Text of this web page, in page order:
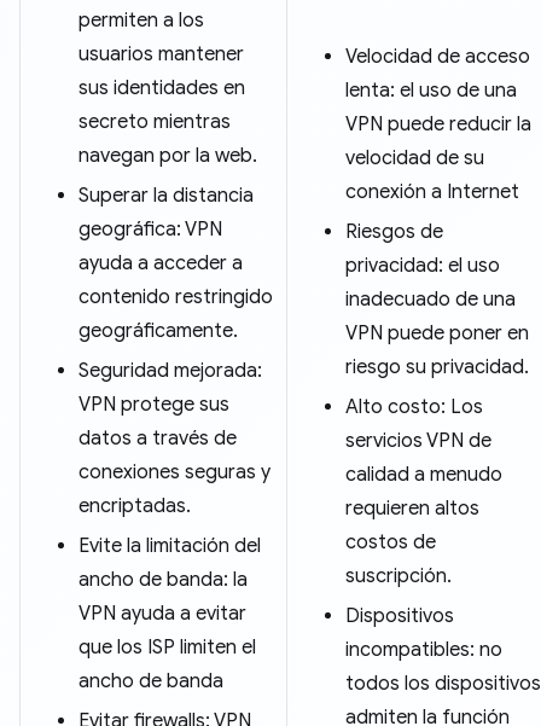
permiten a los
usuarios mantener
sus identidades en
secreto mientras
navegan por la web.
Superar la distancia
geográfica: VPN
ayuda a acceder a
contenido restringido
geográficamente.
Seguridad mejorada:
VPN protege sus
datos a través de
conexiones seguras y
encriptadas.
Evite la limitación del
ancho de banda: la
VPN ayuda a evitar
que los ISP limiten el
ancho de banda
Evitar firewalls: VPN
Velocidad de acceso
lenta: el uso de una
VPN puede reducir la
velocidad de su
conexión a Internet
Riesgos de
privacidad: el uso
inadecuado de una
VPN puede poner en
riesgo su privacidad.
Alto costo: Los
servicios VPN de
calidad a menudo
requieren altos
costos de
suscripción.
Dispositivos
incompatibles: no
todos los dispositivos
admiten la función